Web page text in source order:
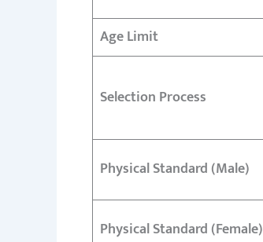
Age Limit
Selection Process
Physical Standard (Male)
Physical Standard (Female)